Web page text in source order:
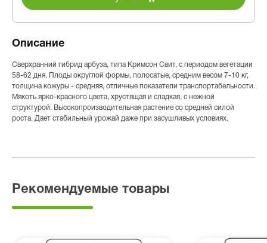
Описание
Сверхранний гибрид арбуза, типа Кримсон Свит, с периодом вегетации
58-62 дня. Плоды округлой формы, полосатые, средним весом 7-10 кг,
толщина кожуры - средняя, отличные показатели транспортабельности.
Мякоть ярко-красного цвета, хрустящая и сладкая, с нежной
структурой. Высокопроизводительная растение со средней силой
роста. Дает стабильный урожай даже при засушливых условиях.
Рекомендуемые товары